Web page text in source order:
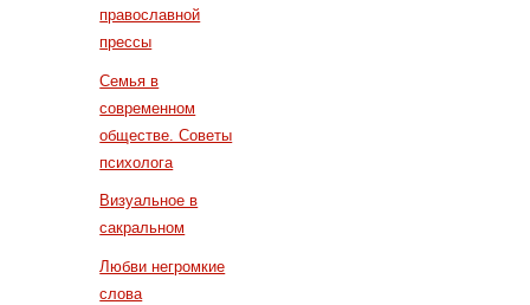
православной
прессы
Семья в
современном
обществе. Советы
психолога
Визуальное в
сакральном
Любви негромкие
слова